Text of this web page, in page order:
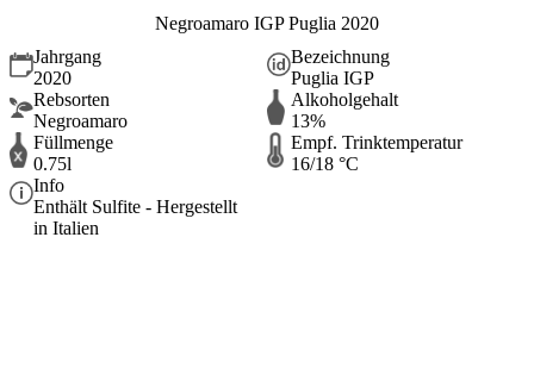
Negroamaro IGP Puglia 2020
Jahrgang
2020
Bezeichnung
Puglia IGP
Rebsorten
Negroamaro
Alkoholgehalt
13%
Füllmenge
0.75l
Empf. Trinktemperatur
16/18 °C
Info
Enthält Sulfite - Hergestellt
in Italien